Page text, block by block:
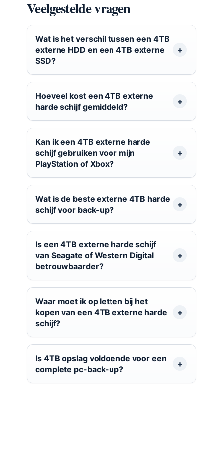
Veelgestelde vragen
Wat is het verschil tussen een 4TB
externe HDD en een 4TB externe
SSD?
Hoeveel kost een 4TB externe
harde schijf gemiddeld?
Kan ik een 4TB externe harde
schijf gebruiken voor mijn
PlayStation of Xbox?
Wat is de beste externe 4TB harde
schijf voor back-up?
Is een 4TB externe harde schijf
van Seagate of Western Digital
betrouwbaarder?
Waar moet ik op letten bij het
kopen van een 4TB externe harde
schijf?
Is 4TB opslag voldoende voor een
complete pc-back-up?